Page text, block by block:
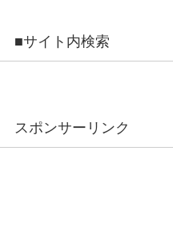
■サイト内検索
スポンサーリンク